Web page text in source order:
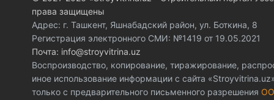
права защищены
Адрес: г. Ташкент, Яшнабадский район, ул. Боткина, 8
Регистрация электронного СМИ: №1419 от 19.05.2021
Почта: info@stroyvitrina.uz
Воспроизводство, копирование, тиражирование,
иное использование информации с сайта
только с предварительного письменного разрешения